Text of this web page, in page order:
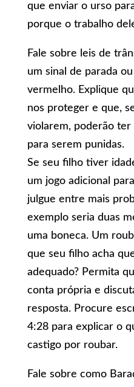
que enviar o urso
porque o trabalho
Fale sobre leis de
um sinal de parada ou
vermelho. Explique
nos proteger e que,
violarem, poderão
para serem punidas.
Se seu filho tiver
um jogo adicional
julgue entre mais
exemplo seria duas
uma boneca. Um
que seu filho acha
adequado? Permita
conta própria e
resposta. Procure
4:28 para explicar o
castigo por roubar.
Fale sobre como